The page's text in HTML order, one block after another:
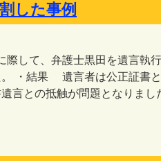
した事例
して、弁護士黒田を遺言執
・結果 遺言者は公正証書
言との抵触が問題となりまし